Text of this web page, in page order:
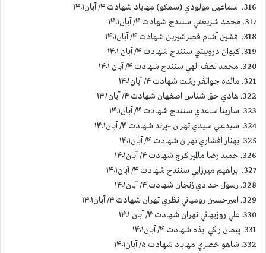
316. اسماعيل مولودي (سمكو) مهاباد شهادت ۴/ آبان۱۴۰۱
317. محمد شريعتي سنندج شهادت ۴/ آبان۱۴۰۱
318. افشين آشام قصرشيرين شهادت ۴/ آبان۱۴۰۱
319. كيوان درويشي سنندج شهادت ۴/ آبان ۱۴۰۱
320. محمد لطف الهي سنندج شهادت ۴/ آبان ۱۴۰۱
321. مائده جوانفر رشت شهادت ۴/ آبان۱۴۰۱
322. هادي حق شناس اصفهان شهادت ۴/ آبان۱۴۰۱
323. سارينا ساعدي سنندج شهادت ۴/ آبان۱۴۰۱
324. سیدعلي سيدي تهران –پرند شهادت ۴/ آبان۱۴۰۱
325. بهناز افشاري تهران شهادت ۴/ آبان۱۴۰۱
326. حميد رضا مالمير كرج شهادت ۴/ آبان۱۴۰۱
327. ابراهیم میرزايي سنندج شهادت ۴/ آبان۱۴۰۱
328. رسول حدادي زنجان شهادت ۴/ آبان۱۴۰۱
329. اميرحسين رومياني نظري تهران شهادت ۴/ آبان۱۴۰۱
330. علي روزبهاني تهران شهادت ۴/ آبان ۱۴۰۱
331. پيمان راكي ايذه شهادت ۴/ آبان۱۴۰۱
332. شاهو خضري مهاباد شهادت ۵/ آبان۱۴۰۱